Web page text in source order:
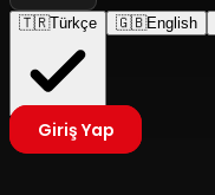
🇹🇷Türkçe 🇬🇧English
Giriş Yap